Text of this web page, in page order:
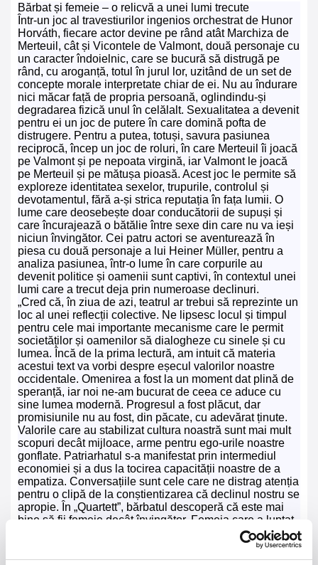
Bărbat și femeie – o relicvă a unei lumi trecute
Într-un joc al travestiurilor ingenios orchestrat de Hunor
Horváth, fiecare actor devine pe rând atât Marchiza de
Merteuil, cât și Vicontele de Valmont, două personaje cu
un caracter îndoielnic, care se bucură să distrugă pe
rând, cu aroganță, totul în jurul lor, uzitând de un set de
concepte morale interpretate chiar de ei. Nu au îndurare
nici măcar față de propria persoană, oglindindu-și
degradarea fizică unul în celălalt. Sexualitatea a devenit
pentru ei un joc de putere în care domină pofta de
distrugere. Pentru a putea, totuși, savura pasiunea
reciprocă, încep un joc de roluri, în care Merteuil îi joacă
pe Valmont și pe nepoata virgină, iar Valmont le joacă
pe Merteuil și pe mătușa pioasă. Acest joc le permite să
exploreze identitatea sexelor, trupurile, controlul și
devotamentul, fără a-și strica reputația în fața lumii. O
lume care deosebește doar conducătorii de supuși și
care încurajează o bătălie între sexe din care nu va ieși
niciun învingător. Cei patru actori se aventurează în
piesa cu două personaje a lui Heiner Müller, pentru a
analiza pasiunea, într-o lume în care corpurile au
devenit politice și oamenii sunt captivi, în contextul unei
lumi care a trecut deja prin numeroase declinuri.
„Cred că, în ziua de azi, teatrul ar trebui să reprezinte un
loc al unei reflecții colective. Ne lipsesc locul și timpul
pentru cele mai importante mecanisme care le permit
societăților și oamenilor să dialogheze cu sinele și cu
lumea. Încă de la prima lectură, am intuit că materia
acestui text va vorbi despre eșecul valorilor noastre
occidentale. Omenirea a fost la un moment dat plină de
speranță, iar noi ne-am bucurat de ceea ce aduce cu
sine lumea modernă. Progresul a fost plăcut, dar
promisiunile nu au fost, din păcate, cu adevărat ținute.
Valorile care au stabilizat cultura noastră sunt mai mult
scopuri decât mijloace, arme pentru ego-urile noastre
gonflate. Patriarhatul s-a manifestat prin intermediul
economiei și a dus la tocirea capacității noastre de a
empatiza. Conversațiile sunt cele care ne distrag atenția
pentru o clipă de la conștientizarea că declinul nostru se
apropie. În „Quartett”, bărbatul descoperă că este mai
bine să fii femeie decât învingător. Femeia care a luptat
întreaga-i viață împotriva acestui raport de putere îl
otrăvește pe acest bărbat și rămâne singură. Adam și
Eva au ajuns la final. Iar la final mai rămâne doar